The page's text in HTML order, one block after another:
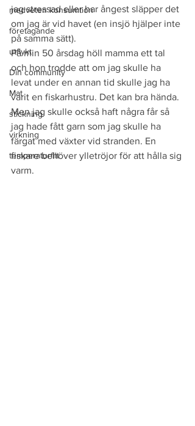
medveten konsumtion
företagande
utflykt
Din community
Mat
stickning
virkning
temperaturfilt
jag stressad eller har ångest släpper det
om jag är vid havet (en insjö hjälper inte
på samma sätt).
På min 50 årsdag höll mamma ett tal
och hon trodde att om jag skulle ha
levat under en annan tid skulle jag ha
varit en fiskarhustru. Det kan bra hända.
Men jag skulle också haft några får så
jag hade fått garn som jag skulle ha
färgat med växter vid stranden. En
fiskare behöver ylletröjor för att hålla sig
varm.